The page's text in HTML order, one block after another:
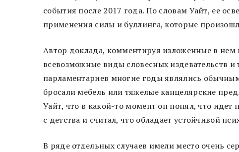
события после 2017 года. По словам Уайт, ее
применения силы и буллинга, которые
Автор доклада, комментируя изложенные в нем
всевозможные виды словесных издевательств
парламентариев многие годы являлись
бросали мебель или тяжелые канцелярские
Уайт, что в какой-то момент он понял, что идет
с детства и считал, что обладает устойчивой
В ряде отдельных случаев имели место очень